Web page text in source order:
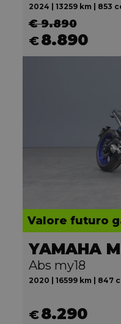
2024 | 13259 km | 853
€ 9.890
€8.890
Valore futuro
YAMAHA
Abs my18
2020 | 16599 km | 847
€8.290